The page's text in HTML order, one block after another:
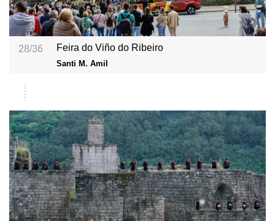
28/36 Feira do Viño do Ribeiro
Santi M. Amil